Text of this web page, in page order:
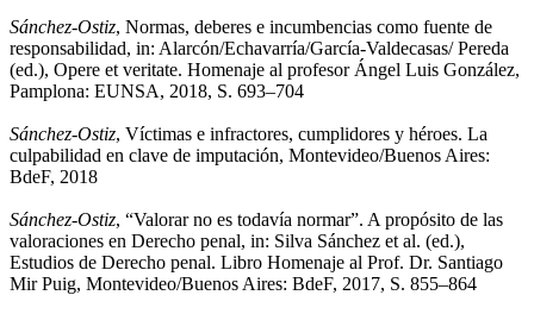
Sánchez-Ostiz, Normas, deberes e incumbencias como fuente de
responsabilidad, in: Alarcón/Echavarría/García-Valdecasas/ Pereda
(ed.), Opere et veritate. Homenaje al profesor Ángel Luis González,
Pamplona: EUNSA, 2018, S. 693–704
Sánchez-Ostiz, Víctimas e infractores, cumplidores y héroes. La
culpabilidad en clave de imputación, Montevideo/Buenos Aires:
BdeF, 2018
Sánchez-Ostiz, “Valorar no es todavía normar”. A propósito de las
valoraciones en Derecho penal, in: Silva Sánchez et al. (ed.),
Estudios de Derecho penal. Libro Homenaje al Prof. Dr. Santiago
Mir Puig, Montevideo/Buenos Aires: BdeF, 2017, S. 855–864